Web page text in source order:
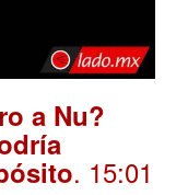
a Nu?
. 15:01